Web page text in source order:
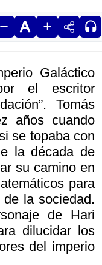
Galáctico
el escritor
Tomás
años cuando
se topaba con
la década de
su camino en
para
la sociedad.
de Hari
dilucidar los
del imperio